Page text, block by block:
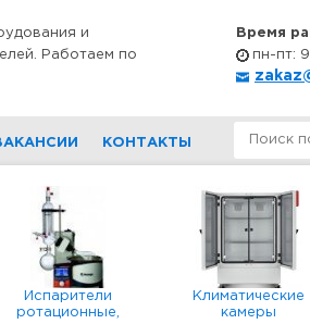
и
Работаем по
Время
пн-пт:
КОНТАКТЫ
Испарители
ротационные,
Климатические
камеры